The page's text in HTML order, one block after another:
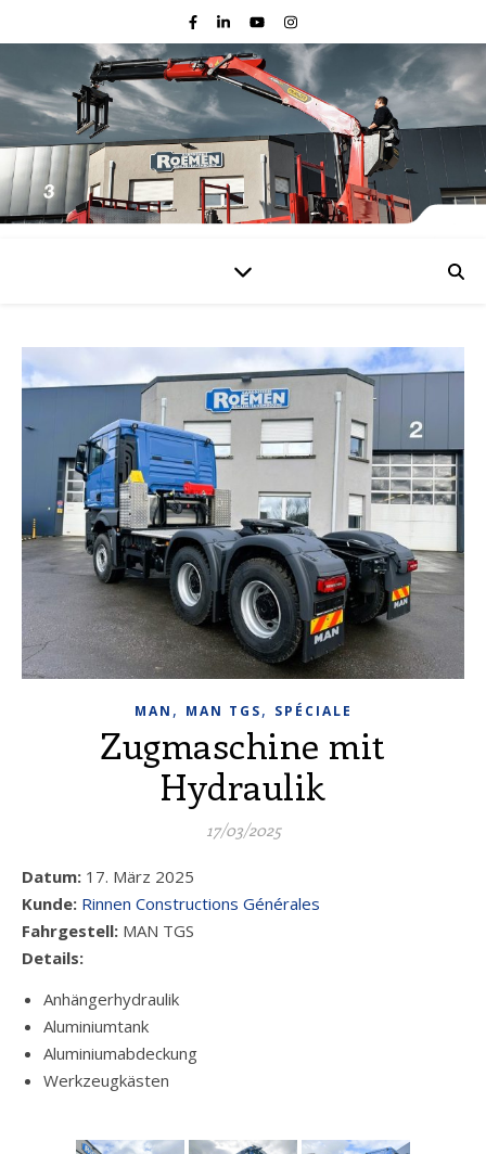
MAN , MAN TGS, SPÉCIALE
Zugmaschine mit
Hydraulik
17/03/2025
Datum: 17. März 2025
Kunde: Rinnen Constructions Générales
Fahrgestell: MAN TGS
Details:
Anhängerhydraulik
Aluminiumtank
Aluminiumabdeckung
Werkzeugkästen